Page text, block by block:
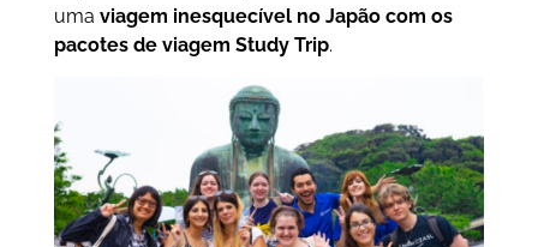
uma viagem inesquecível no Japão com os
pacotes de viagem Study Trip.